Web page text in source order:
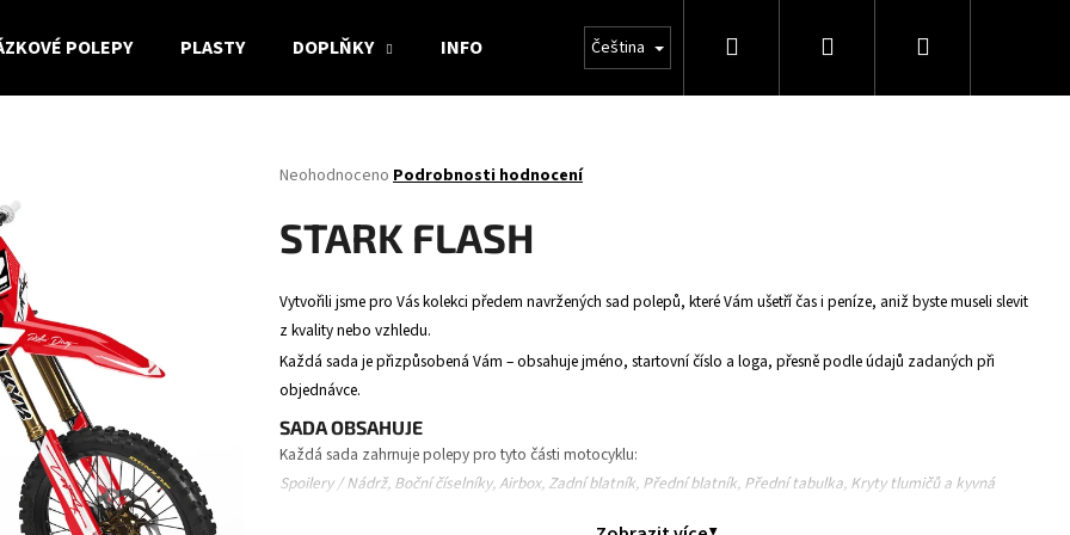
POLEPY PLASTY DOPLŇKY INFO Čeština Hledat PřihlášeníNákupní
Průměrné
produktu
je
5
hvězdiček.
Neohodnoceno Podrobnosti hodnocení
STARK FLASH
Vytvořili jsme pro Vás kolekci předem navržených sad polepů, které Vám ušetří čas i peníze, aniž byste museli slevit
z kvality nebo vzhledu.
Každá sada je přizpůsobená Vám – obsahuje jméno, startovní číslo a loga, přesně podle údajů zadaných při
objednávce.
SADA OBSAHUJE
Každá sada zahrnuje polepy pro tyto části motocyklu:
Spoilery / Nádrž, Boční číselníky, Airbox, Zadní blatník, Přední blatník, Přední tabulka, Kryty tlumičů a kyvná
HLEDAT
Doporučujeme